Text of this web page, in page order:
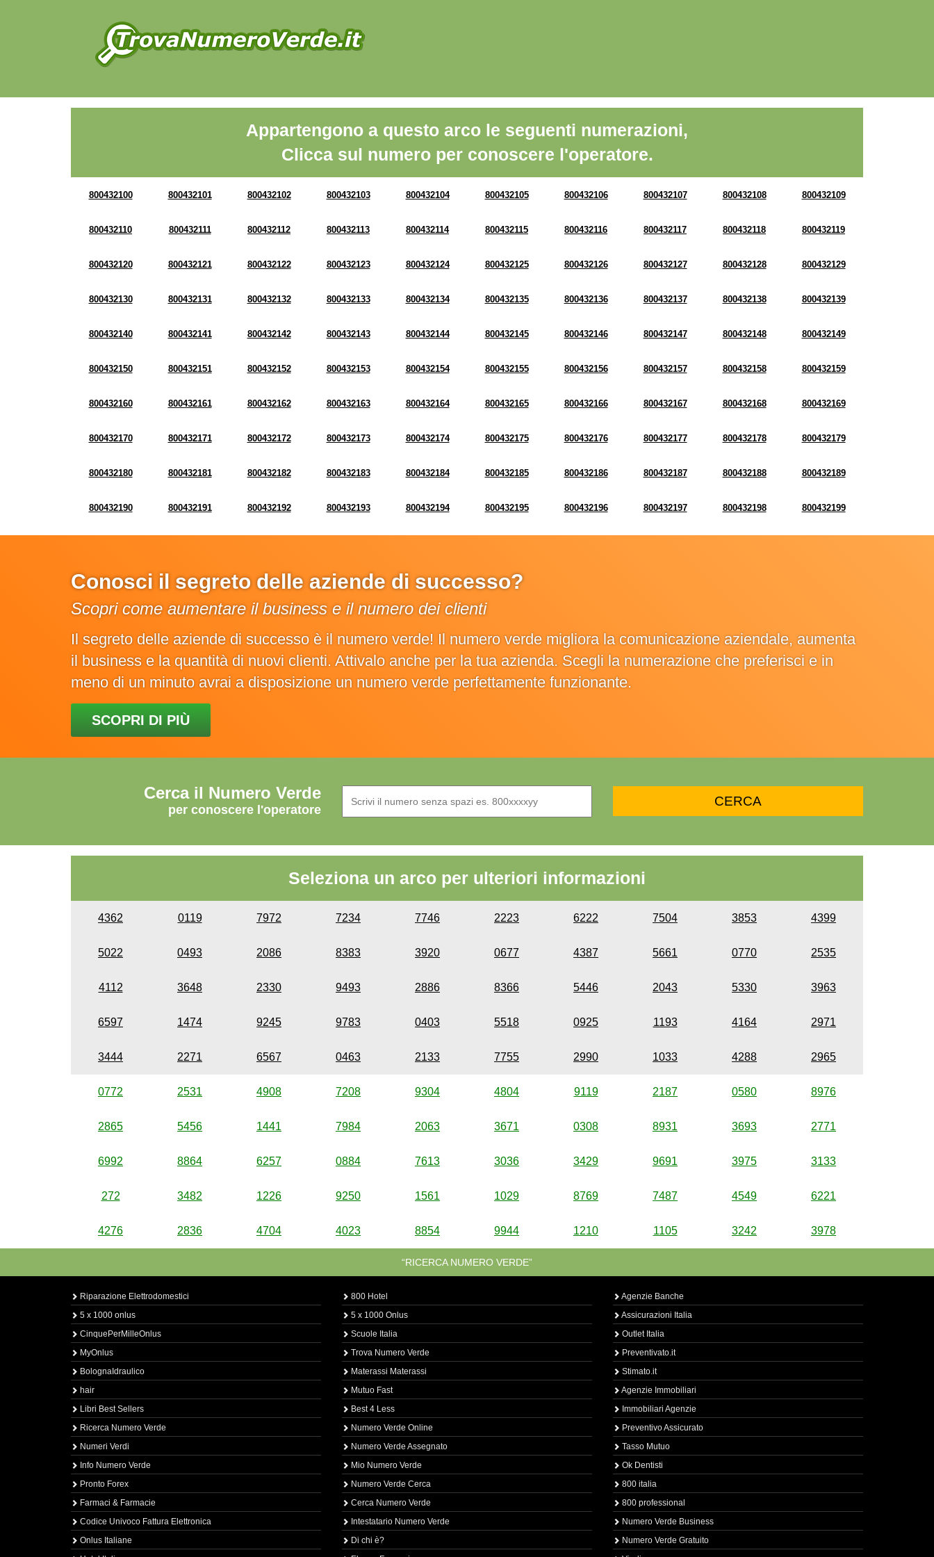
Appartengono a questo arco le seguenti numerazioni,
Clicca sul numero per conoscere l'operatore.
800432100 800432101 800432102 800432103 800432104 800432105 800432106 800432107 800432108 800432109
800432110 800432111 800432112 800432113 800432114 800432115 800432116 800432117 800432118 800432119
800432120 800432121 800432122 800432123 800432124 800432125 800432126 800432127 800432128 800432129
800432130 800432131 800432132 800432133 800432134 800432135 800432136 800432137 800432138 800432139
800432140 800432141 800432142 800432143 800432144 800432145 800432146 800432147 800432148 800432149
800432150 800432151 800432152 800432153 800432154 800432155 800432156 800432157 800432158 800432159
800432160 800432161 800432162 800432163 800432164 800432165 800432166 800432167 800432168 800432169
800432170 800432171 800432172 800432173 800432174 800432175 800432176 800432177 800432178 800432179
800432180 800432181 800432182 800432183 800432184 800432185 800432186 800432187 800432188 800432189
800432190 800432191 800432192 800432193 800432194 800432195 800432196 800432197 800432198 800432199
Conosci il segreto delle aziende di successo?
Scopri come aumentare il business e il numero dei clienti
Il segreto delle aziende di successo è il numero verde! Il numero verde migliora la comunicazione aziendale, aumenta
il business e la quantità di nuovi clienti. Attivalo anche per la tua azienda. Scegli la numerazione che preferisci e in
meno di un minuto avrai a disposizione un numero verde perfettamente funzionante.
SCOPRI DI PIÙ
Cerca il Numero Verde
per conoscere l'operatore
Seleziona un arco per ulteriori informazioni
4362 0119 7972 7234 7746 2223 6222 7504 3853 4399
5022 0493 2086 8383 3920 0677 4387 5661 0770 2535
4112 3648 2330 9493 2886 8366 5446 2043 5330 3963
6597 1474 9245 9783 0403 5518 0925 1193 4164 2971
3444 2271 6567 0463 2133 7755 2990 1033 4288 2965
0772 2531 4908 7208 9304 4804 9119 2187 0580 8976
2865 5456 1441 7984 2063 3671 0308 8931 3693 2771
6992 8864 6257 0884 7613 3036 3429 9691 3975 3133
272 3482 1226 9250 1561 1029 8769 7487 4549 6221
4276 2836 4704 4023 8854 9944 1210 1105 3242 3978
“RICERCA NUMERO VERDE”
Riparazione Elettrodomestici
5 x 1000 onlus
CinquePerMilleOnlus
MyOnlus
BolognaIdraulico
hair
Libri Best Sellers
Ricerca Numero Verde
Numeri Verdi
Info Numero Verde
Pronto Forex
Farmaci & Farmacie
Codice Univoco Fattura Elettronica
Onlus Italiane
800 Hotel
5 x 1000 Onlus
Scuole Italia
Trova Numero Verde
Materassi Materassi
Mutuo Fast
Best 4 Less
Numero Verde Online
Numero Verde Assegnato
Mio Numero Verde
Numero Verde Cerca
Cerca Numero Verde
Intestatario Numero Verde
Di chi è?
Agenzie Banche
Assicurazioni Italia
Outlet Italia
Preventivato.it
Stimato.it
Agenzie Immobiliari
Immobiliari Agenzie
Preventivo Assicurato
Tasso Mutuo
Ok Dentisti
800 italia
800 professional
Numero Verde Business
Numero Verde Gratuito